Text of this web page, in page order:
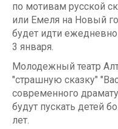
по мотивам русской
или Емеля на Новый
будет идти
3 января.
Молодежный театр
"страшную сказку"
современного
будут пускать детей
лет.